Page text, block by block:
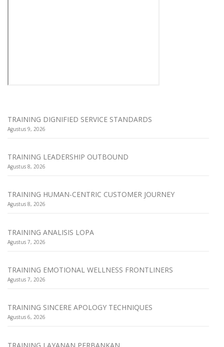
TRAINING DIGNIFIED SERVICE STANDARDS
Agustus 9, 2026
TRAINING LEADERSHIP OUTBOUND
Agustus 8, 2026
TRAINING HUMAN-CENTRIC CUSTOMER JOURNEY
Agustus 8, 2026
TRAINING ANALISIS LOPA
Agustus 7, 2026
TRAINING EMOTIONAL WELLNESS FRONTLINERS
Agustus 7, 2026
TRAINING SINCERE APOLOGY TECHNIQUES
Agustus 6, 2026
TRAINING LAYANAN PERBANKAN